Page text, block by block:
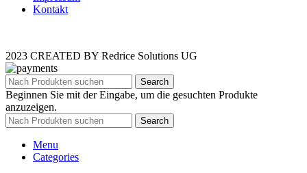
Kontakt
2023 CREATED BY Redrice Solutions UG
Search
Beginnen Sie mit der Eingabe, um die gesuchten Produkte
anzuzeigen.
Search
Menu
Categories